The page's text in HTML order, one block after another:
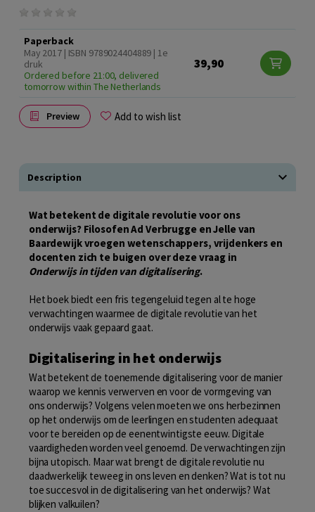
Paperback
May 2017 | ISBN 9789024404889 | 1e
druk
Ordered before 21:00, delivered
tomorrow within The Netherlands
39,90
Preview Add to wish list
Description
Wat betekent de digitale revolutie voor ons
onderwijs? Filosofen Ad Verbrugge en Jelle van
Baardewijk vroegen wetenschappers, vrijdenkers en
docenten zich te buigen over deze vraag in
Onderwijs in tijden van digitalisering.
Het boek biedt een fris tegengeluid tegen al te hoge
verwachtingen waarmee de digitale revolutie van het
onderwijs vaak gepaard gaat.
Digitalisering in het onderwijs
Wat betekent de toenemende digitalisering voor de manier
waarop we kennis verwerven en voor de vormgeving van
ons onderwijs? Volgens velen moeten we ons herbezinnen
op het onderwijs om de leerlingen en studenten adequaat
voor te bereiden op de eenentwintigste eeuw. Digitale
vaardigheden worden veel genoemd. De verwachtingen zijn
bijna utopisch. Maar wat brengt de digitale revolutie nu
daadwerkelijk teweeg in ons leven en denken? Wat is tot nu
toe succesvol in de digitalisering van het onderwijs? Wat
blijken valkuilen?